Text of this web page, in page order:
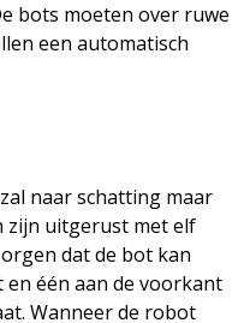
bots moeten over ruwe
een automatisch
naar schatting maar
zijn uitgerust met elf
dat de bot kan
één aan de voorkant
Wanneer de robot